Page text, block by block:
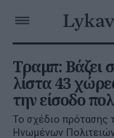
Τραμπ: Βάζει
λίστα 43
την είσοδο
Το σχέδιο πρότασης
Ηνωμένων